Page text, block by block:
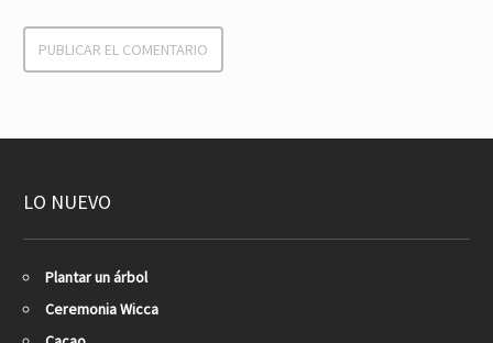
LO NUEVO
Plantar un árbol
Ceremonia Wicca